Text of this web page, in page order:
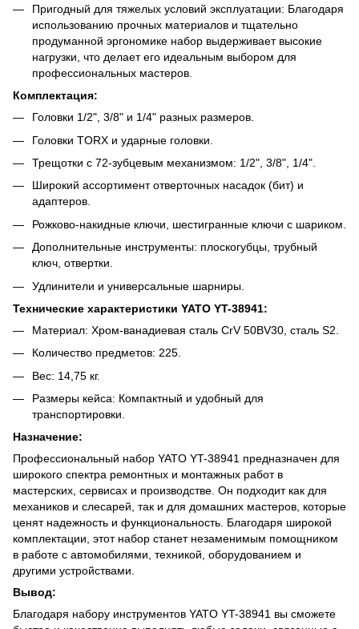
Пригодный для тяжелых условий эксплуатации: Благодаря
использованию прочных материалов и тщательно
продуманной эргономике набор выдерживает высокие
нагрузки, что делает его идеальным выбором для
профессиональных мастеров.
Комплектация:
Головки 1/2", 3/8" и 1/4" разных размеров.
Головки TORX и ударные головки.
Трещотки с 72-зубцевым механизмом: 1/2", 3/8", 1/4".
Широкий ассортимент отверточных насадок (бит) и
адаптеров.
Рожково-накидные ключи, шестигранные ключи с шариком.
Дополнительные инструменты: плоскогубцы, трубный
ключ, отвертки.
Удлинители и универсальные шарниры.
Технические характеристики YATO YT-38941:
Материал: Хром-ванадиевая сталь CrV 50BV30, сталь S2.
Количество предметов: 225.
Вес: 14,75 кг.
Размеры кейса: Компактный и удобный для
транспортировки.
Назначение:
Профессиональный набор YATO YT-38941 предназначен для
широкого спектра ремонтных и монтажных работ в
мастерских, сервисах и производстве. Он подходит как для
механиков и слесарей, так и для домашних мастеров, которые
ценят надежность и функциональность. Благодаря широкой
комплектации, этот набор станет незаменимым помощником
в работе с автомобилями, техникой, оборудованием и
другими устройствами.
Вывод:
Благодаря набору инструментов YATO YT-38941 вы сможете